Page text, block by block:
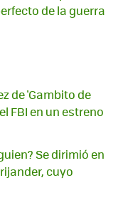
de la guerra
de 'Gambito de
FBI en un estreno
Se dirimió en
cuyo